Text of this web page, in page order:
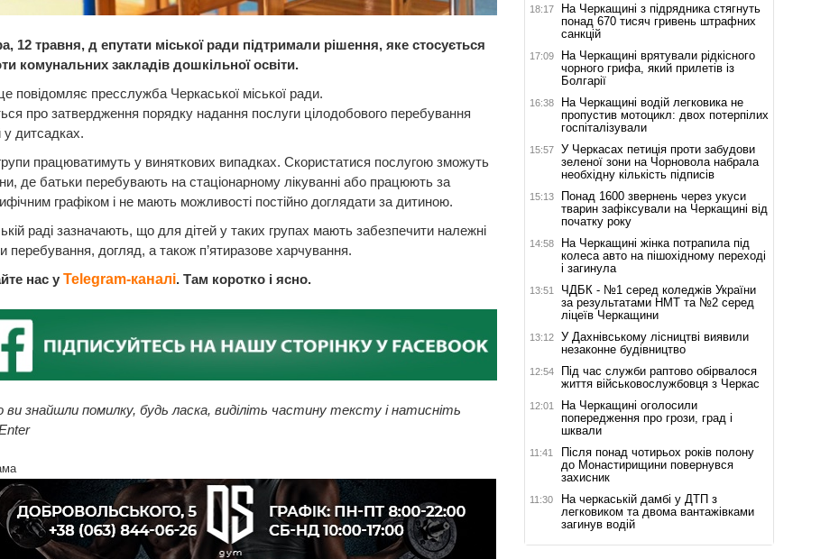
12 травня, д епутати міської ради підтримали рішення, яке стосується
комунальних закладів дошкільної освіти.
повідомляє пресслужба Черкаської міської ради.
про затвердження порядку надання послуги цілодобового перебування
у дитсадках.
працюватимуть у виняткових випадках. Скористатися послугою зможуть
де батьки перебувають на стаціонарному лікуванні або працюють за
графіком і не мають можливості постійно доглядати за дитиною.
раді зазначають, що для дітей у таких групах мають забезпечити належні
перебування, догляд, а також п’ятиразове харчування.
нас у Telegram-каналі. Там коротко і ясно.
знайшли помилку, будь ласка, виділіть частину тексту і натисніть
18:17
На Черкащині з підрядника стягнуть
понад 670 тисяч гривень штрафних
санкцій
17:09
На Черкащині врятували рідкісного
чорного грифа, який прилетів із
Болгарії
16:38
На Черкащині водій легковика не
пропустив мотоцикл: двох потерпілих
госпіталізували
15:57
У Черкасах петиція проти забудови
зеленої зони на Чорновола набрала
необхідну кількість підписів
15:13
Понад 1600 звернень через укуси
тварин зафіксували на Черкащині від
початку року
14:58
На Черкащині жінка потрапила під
колеса авто на пішохідному переході
і загинула
13:51
ЧДБК - №1 серед коледжів України
за результатами НМТ та №2 серед
ліцеїв Черкащини
13:12
У Дахнівському лісництві виявили
незаконне будівництво
12:54
Під час служби раптово обірвалося
життя військовослужбовця з Черкас
12:01
На Черкащині оголосили
попередження про грози, град і
шквали
11:41
Після понад чотирьох років полону
до Монастирищини повернувся
захисник
11:30
На черкаській дамбі у ДТП з
легковиком та двома вантажівками
загинув водій